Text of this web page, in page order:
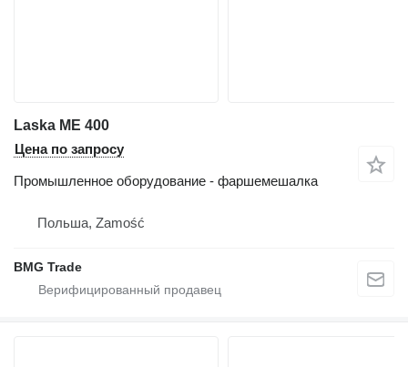
Laska ME 400
Цена по запросу
Промышленное оборудование - фаршемешалка
Польша, Zamość
BMG Trade